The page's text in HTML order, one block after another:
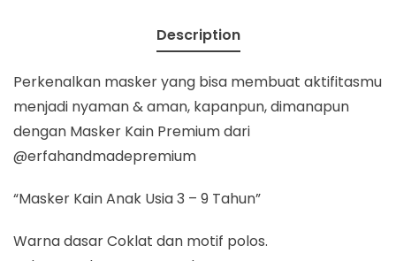
Description
Perkenalkan masker yang bisa membuat aktifitasmu
menjadi nyaman & aman, kapanpun, dimanapun
dengan Masker Kain Premium dari
@erfahandmadepremium
“Masker Kain Anak Usia 3 – 9 Tahun”
Warna dasar Coklat dan motif polos.